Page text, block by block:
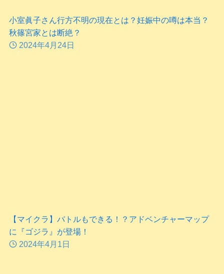
小室眞子さん行方不明の現在とは？妊娠中の噂は本当？
秋篠宮家とは断絶？
2024年4月24日
【マイクラ】バトルもできる！？アドベンチャーマップ
に『ゴジラ』が登場！
2024年4月1日